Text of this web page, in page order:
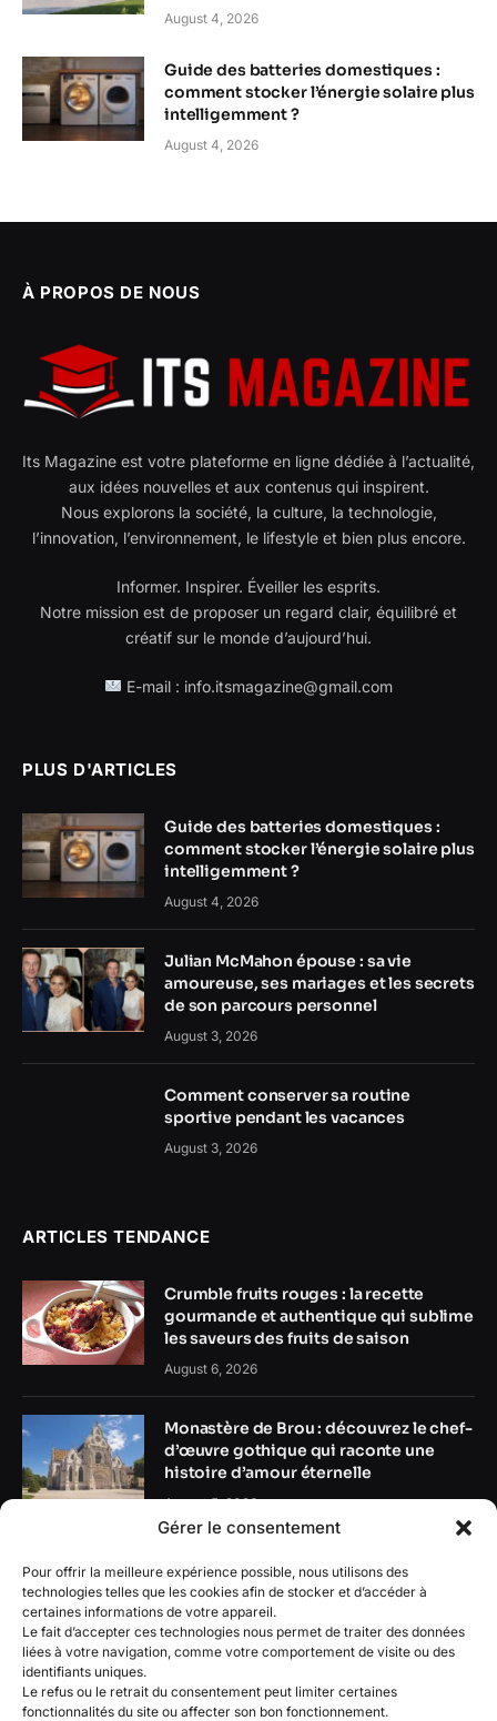
Gérer le consentement
Pour offrir la meilleure expérience possible, nous utilisons des
technologies telles que les cookies afin de stocker et d’accéder à
certaines informations de votre appareil.
Le fait d’accepter ces technologies nous permet de traiter des données
liées à votre navigation, comme votre comportement de visite ou des
identifiants uniques.
Le refus ou le retrait du consentement peut limiter certaines
fonctionnalités du site ou affecter son bon fonctionnement.
August 4, 2026
Guide des batteries domestiques :
comment stocker l’énergie solaire plus
intelligemment ?
August 4, 2026
À PROPOS DE NOUS
Its Magazine est votre plateforme en ligne dédiée à l’actualité,
aux idées nouvelles et aux contenus qui inspirent.
Nous explorons la société, la culture, la technologie,
l’innovation, l’environnement, le lifestyle et bien plus encore.
Informer. Inspirer. Éveiller les esprits.
Notre mission est de proposer un regard clair, équilibré et
créatif sur le monde d’aujourd’hui.
E-mail : info.itsmagazine@gmail.com
PLUS D'ARTICLES
Guide des batteries domestiques :
comment stocker l’énergie solaire plus
intelligemment ?
August 4, 2026
Julian McMahon épouse : sa vie
amoureuse, ses mariages et les secrets
de son parcours personnel
August 3, 2026
Comment conserver sa routine
sportive pendant les vacances
August 3, 2026
ARTICLES TENDANCE
Crumble fruits rouges : la recette
gourmande et authentique qui sublime
les saveurs des fruits de saison
August 6, 2026
Monastère de Brou : découvrez le chef-
d’œuvre gothique qui raconte une
histoire d’amour éternelle
August 5, 2026
Revue de batteries solaires :
caractéristiques clés à vérifier avant
l’achat
August 4, 2026